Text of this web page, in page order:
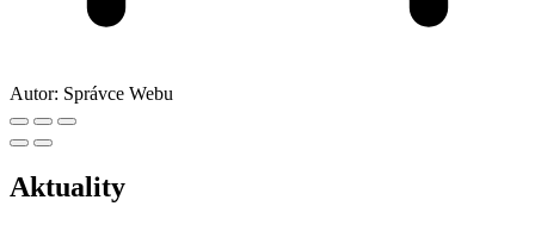
Autor: Správce Webu
Aktuality